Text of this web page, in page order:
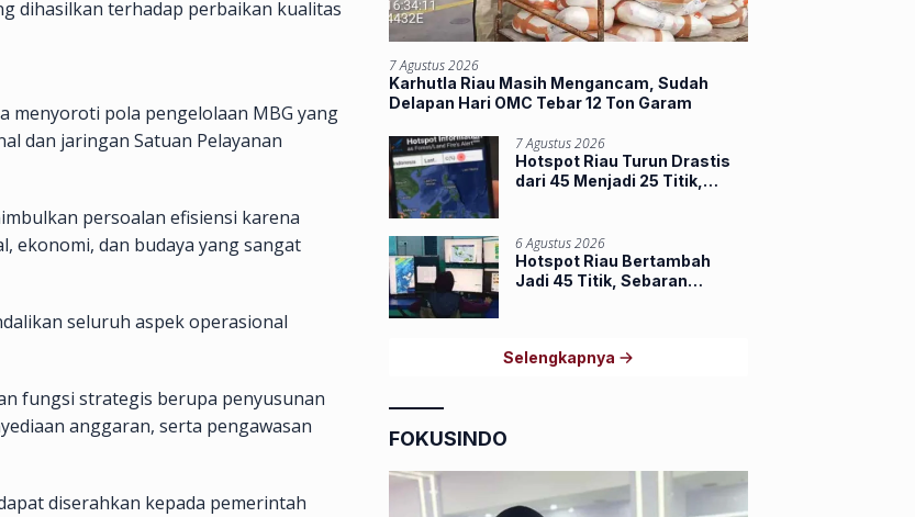
dihasilkan terhadap perbaikan kualitas
menyoroti pola pengelolaan MBG yang
dan jaringan Satuan Pelayanan
persoalan efisiensi karena
ekonomi, dan budaya yang sangat
seluruh aspek operasional
fungsi strategis berupa penyusunan
anggaran, serta pengawasan
diserahkan kepada pemerintah
7 Agustus 2026
Karhutla Riau Masih Mengancam, Sudah
Delapan Hari OMC Tebar 12 Ton Garam
7 Agustus 2026
Hotspot Riau Turun Drastis
dari 45 Menjadi 25 Titik,
6 Agustus 2026
Hotspot Riau Bertambah
Jadi 45 Titik, Sebaran
Selengkapnya
FOKUSINDO